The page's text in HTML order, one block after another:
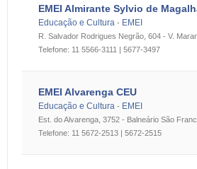
EMEI Almirante Sylvio de
Educação e Cultura - EMEI
R. Salvador Rodrigues Negrão, 604 - V.
Telefone: 11 5566-3111 | 5677-3497
EMEI Alvarenga CEU
Educação e Cultura - EMEI
Est. do Alvarenga, 3752 - Balneário São
Telefone: 11 5672-2513 | 5672-2515